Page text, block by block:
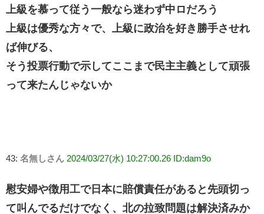
上級を慕って従う一般なら迷わず中ロだろう
上級は優秀な方々で、上級に政治を好き勝手させれ
ば伸びる、
そう投票行動で示してここまで民主主義として頑張
って来たんじゃないか
43: 名無しさん 2024/03/27(水) 10:27:00.26 ID:dam9o
慰安婦や徴用工で日本に賠償責任があると先頭切っ
て叫んでるだけでなく、北の拉致問題は解決済みか